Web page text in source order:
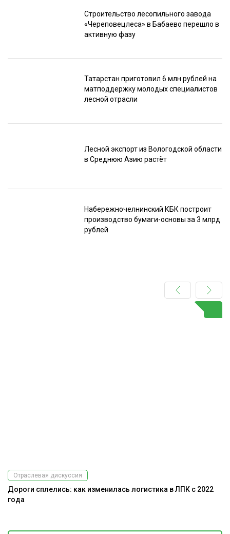
Строительство лесопильного завода
«Череповецлеса» в Бабаево перешло в
активную фазу
Татарстан приготовил 6 млн рублей на
матподдержку молодых специалистов
лесной отрасли
Лесной экспорт из Вологодской области
в Среднюю Азию растёт
Набережночелнинский КБК построит
производство бумаги-основы за 3 млрд
рублей
Отраслевая дискуссия
Дороги сплелись: как изменилась логистика в ЛПК с 2022
года